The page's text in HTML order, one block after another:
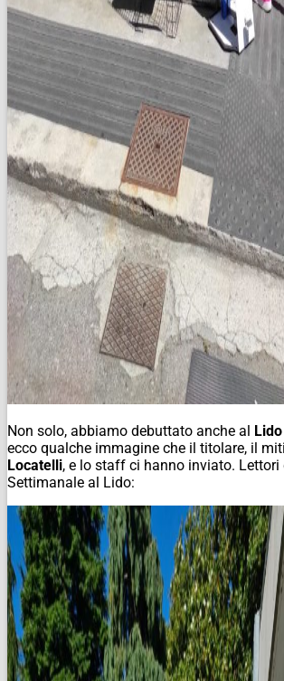
Non solo, abbiamo debuttato anche al
ecco qualche immagine che il titolare, il
Locatelli, e lo staff ci hanno inviato. Lettori
Settimanale al Lido: